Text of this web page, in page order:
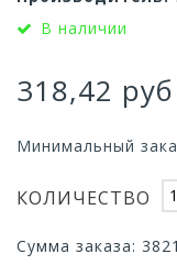
В наличии
318,42 руб
Минимальный
КОЛИЧЕСТВО
Сумма заказа: